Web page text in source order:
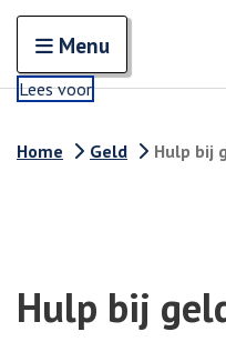
Open en sluit het
Menu
Lees voor
Home Geld Hulp bij
Hulp bij